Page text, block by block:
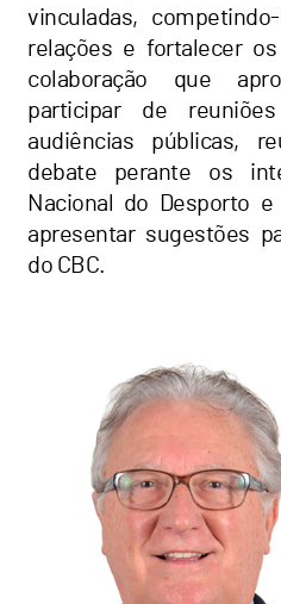
vinculadas,
relações e fortalecer
colaboração que
participar de
audiências públicas,
debate perante os
Nacional do Desporto
apresentar sugestões
do CBC.